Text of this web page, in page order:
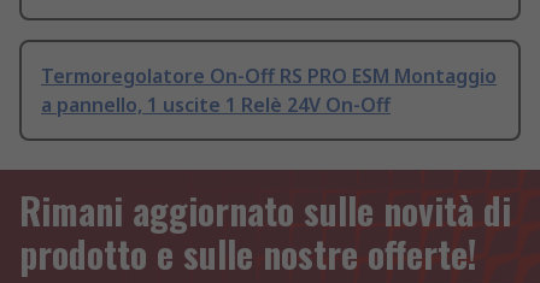
Termoregolatore On-Off RS PRO ESM Montaggio
a pannello, 1 uscite 1 Relè 24V On-Off
Rimani aggiornato sulle novità di
prodotto e sulle nostre offerte!